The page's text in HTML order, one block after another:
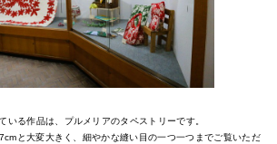
いる作品は、プルメリアのタペストリーです。
と大変大きく、細やかな縫い目の一つ一つまでご覧いただ